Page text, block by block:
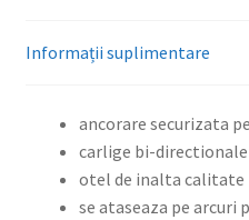
Informații suplimentare
ancorare securizata
carlige bi-
otel de inalta calitate
se ataseaza pe arcuri